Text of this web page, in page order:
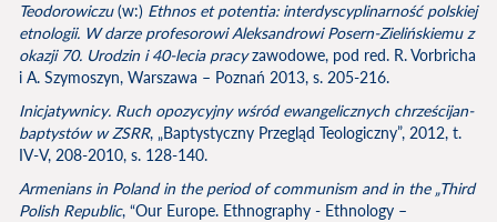
Teodorowiczu(w:) Ethnos et potentia: interdyscyplinarność polskiej
etnologii. W darze profesorowi Aleksandrowi Posern-Zielińskiemu z
okazji 70. Urodzin i 40-lecia pracyzawodowe, pod red. R. Vorbricha
i A. Szymoszyn, Warszawa – Poznań 2013, s. 205-216.
Inicjatywnicy. Ruch opozycyjny wśród ewangelicznych chrześcijan-
baptystów w ZSRR, „Baptystyczny Przegląd Teologiczny”, 2012, t.
IV-V, 208-2010, s. 128-140.
Armenians in Poland in the period of communism and in the „Third
Polish Republic, “Our Europe. Ethnography - Ethnology –